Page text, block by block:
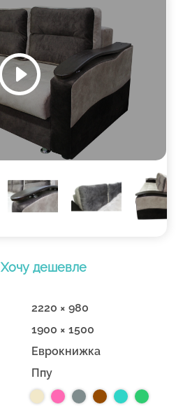
Хочу дешевле
2220 × 980
1900 × 1500
Еврокнижка
Ппу